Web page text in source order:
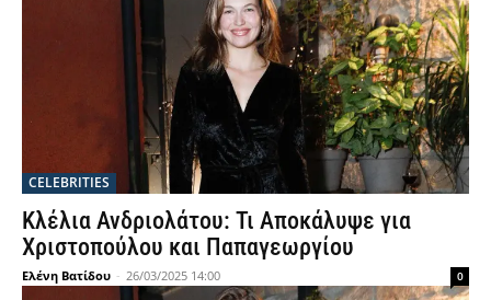
CELEBRITIES
Κλέλια Ανδριολάτου: Τι Αποκάλυψε για
Χριστοπούλου και Παπαγεωργίου
Ελένη Βατίδου - 26/03/2025 14:00 0